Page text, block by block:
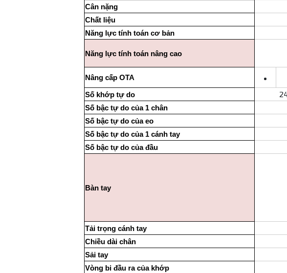
Cân nặng
Chất liệu
Năng lực tính toán cơ bản
Năng lực tính toán nâng cao
Nâng cấp OTA •
Số khớp tự do
Số bậc tự do của 1 chân
Số bậc tự do của eo
Số bậc tự do của 1 cánh tay
Số bậc tự do của đầu
Bàn tay
Tải trọng cánh tay
Chiều dài chân
Sải tay
Vòng bi đầu ra của khớp